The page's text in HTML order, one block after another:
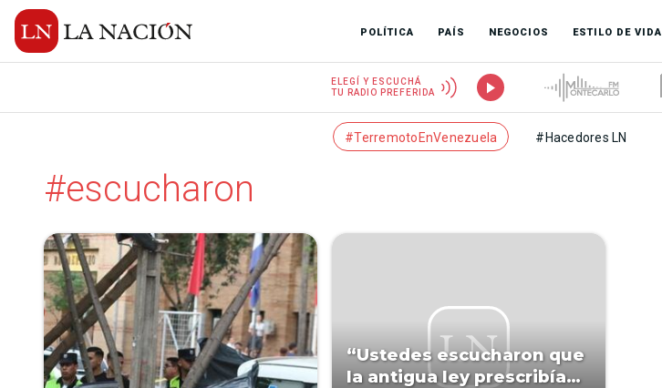
POLÍTICA PAÍS NEGOCIOS ESTILO DE VIDA
ELEGÍ Y ESCUCHÁ
TU RADIO PREFERIDA
#TerremotoEnVenezuela #Hacedores LN
#escucharon
“Ustedes escucharon que
la antigua ley prescribía…